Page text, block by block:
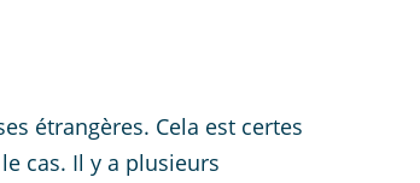
étrangères. Cela est certes
cas. Il y a plusieurs